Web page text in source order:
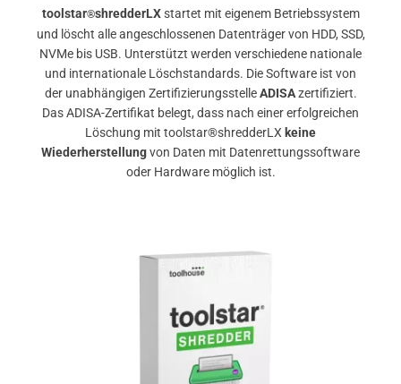
toolstar®shredderLXstartet mit eigenem Betriebssystem
und löscht alle angeschlossenen Datenträger von HDD, SSD,
NVMe bis USB. Unterstützt werden verschiedene nationale
und internationale Löschstandards. Die Software ist von
der unabhängigen ZertifizierungsstelleADISAzertifiziert.
Das ADISA-Zertifikat belegt, dass nach einer erfolgreichen
Löschung mit toolstar®shredderLX keine
Wiederherstellungvon Daten mit Datenrettungssoftware
oder Hardware möglich ist.